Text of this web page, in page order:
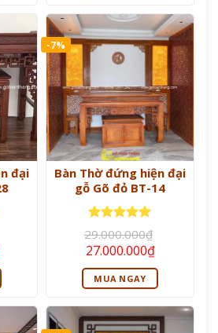
đại
là:
-7%
Bàn Thờ đứng hiện đại
gỗ Gõ đỏ BT-14
Được xếp
hạng55
sao
29.000.000₫
Giá
gốc
là:
29.000.000₫.
27.000.000₫Giá
hiện
tại
là:
MUA NGAY